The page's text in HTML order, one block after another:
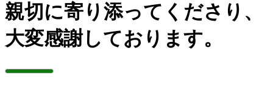
親切に寄り添ってくださり、
大変感謝しております。